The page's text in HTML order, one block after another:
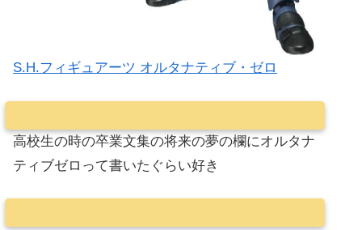
S.H.フィギュアーツ オルタナティブ・ゼロ
高校生の時の卒業文集の将来の夢の欄にオルタナ
ティブゼロって書いたぐらい好き